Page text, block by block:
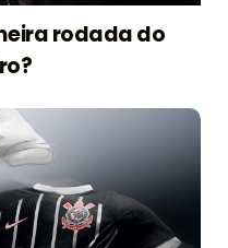
rodada do